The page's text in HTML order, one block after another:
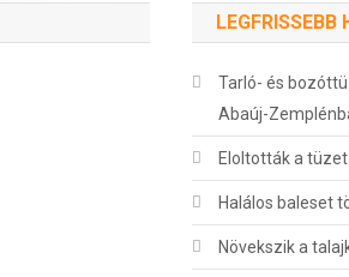
LEGFRISSEBB
Tarló- és
Abaúj-
Eloltották a
Halálos baleset
Növekszik a